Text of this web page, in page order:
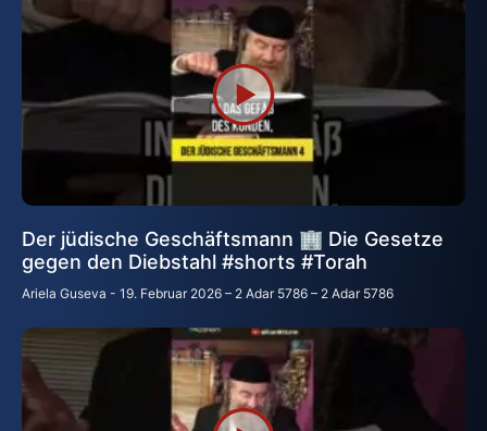
Der jüdische Geschäftsmann 🏢 Die Gesetze
gegen den Diebstahl #shorts #Torah
Ariela Guseva 19. Februar 2026 – 2 Adar 5786 – 2 Adar 5786